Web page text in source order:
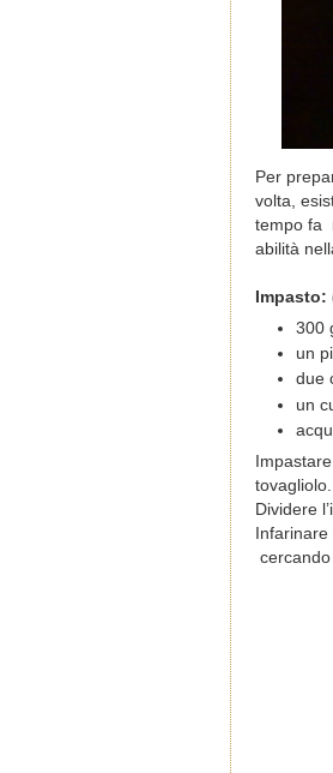
Per
volta,
tempo fa
abilità
300
un
due
un
tovagliolo.
Dividere